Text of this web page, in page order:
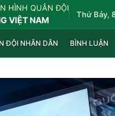
HÌNH QUÂN ĐỘI
VIỆT NAM
Thứ Bảy,
ĐỘI NHÂN DÂN BÌNH LUẬN